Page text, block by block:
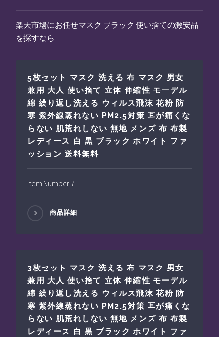
楽天市場にお任せマスク ブラック 使い捨ての激安品
を探すなら
5枚セット マスク 洗える 布 マスク 男女
兼用 大人 使い捨て 立体 伸縮性 モーデル
綿 繰り返し洗える ウィルス飛沫 花粉 防
寒 紫外線蒸れない PM2.5対策 耳が痛くな
らない 肌荒れしない 無地 メンズ 布 布製
レディース 白 黒 ブラック ホワイト ファ
ッション 送料無料
Item Number 7
商品詳細
3枚セット マスク 洗える 布 マスク 男女
兼用 大人 使い捨て 立体 伸縮性 モーデル
綿 繰り返し洗える ウィルス飛沫 花粉 防
寒 紫外線蒸れない PM2.5対策 耳が痛くな
らない 肌荒れしない 無地 メンズ 布 布製
レディース 白 黒 ブラック ホワイト ファ